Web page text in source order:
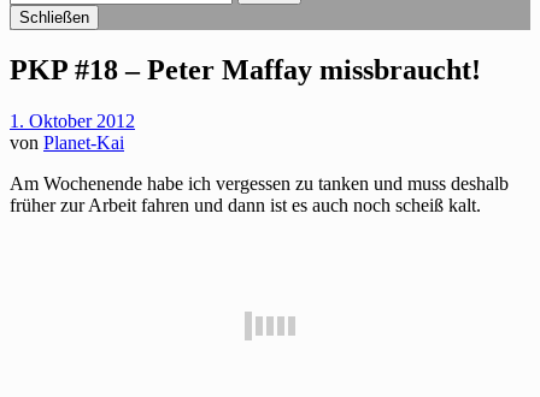
Schließen
PKP #18 – Peter Maffay missbraucht!
1. Oktober 2012
von Planet-Kai
Am Wochenende habe ich vergessen zu tanken und muss deshalb
früher zur Arbeit fahren und dann ist es auch noch scheiß kalt.